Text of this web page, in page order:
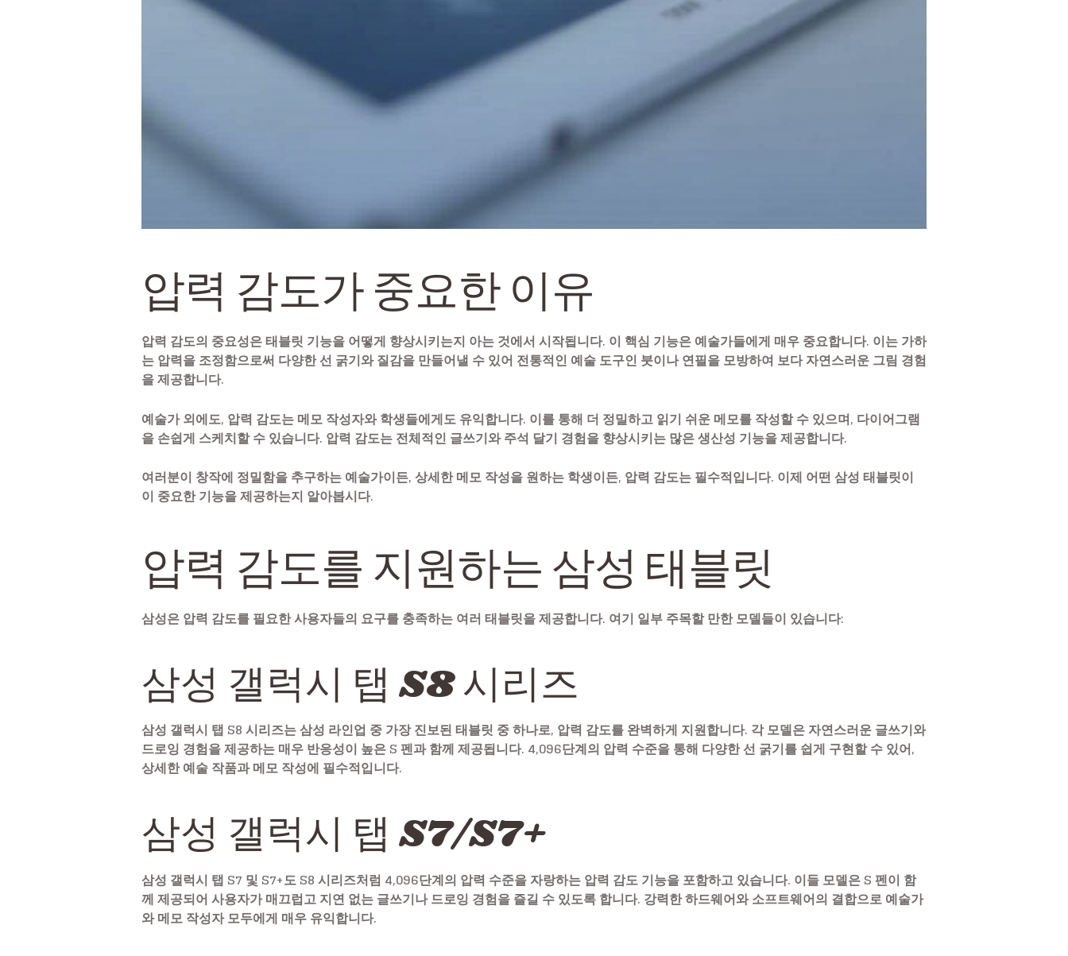
압력 감도가 중요한 이유
압력 감도의 중요성은 태블릿 기능을 어떻게 향상시키는지 아는 것에서 시작됩니다. 이 핵심 기능은 예술가들에게 매우 중요합니다. 이는 가하
는 압력을 조정함으로써 다양한 선 굵기와 질감을 만들어낼 수 있어 전통적인 예술 도구인 붓이나 연필을 모방하여 보다 자연스러운 그림 경험
을 제공합니다.
예술가 외에도, 압력 감도는 메모 작성자와 학생들에게도 유익합니다. 이를 통해 더 정밀하고 읽기 쉬운 메모를 작성할 수 있으며, 다이어그램
을 손쉽게 스케치할 수 있습니다. 압력 감도는 전체적인 글쓰기와 주석 달기 경험을 향상시키는 많은 생산성 기능을 제공합니다.
여러분이 창작에 정밀함을 추구하는 예술가이든, 상세한 메모 작성을 원하는 학생이든, 압력 감도는 필수적입니다. 이제 어떤 삼성 태블릿이
이 중요한 기능을 제공하는지 알아봅시다.
압력 감도를 지원하는 삼성 태블릿
삼성은 압력 감도를 필요한 사용자들의 요구를 충족하는 여러 태블릿을 제공합니다. 여기 일부 주목할 만한 모델들이 있습니다:
삼성 갤럭시 탭 S8 시리즈
삼성 갤럭시 탭 S8 시리즈는 삼성 라인업 중 가장 진보된 태블릿 중 하나로, 압력 감도를 완벽하게 지원합니다. 각 모델은 자연스러운 글쓰기와
드로잉 경험을 제공하는 매우 반응성이 높은 S 펜과 함께 제공됩니다. 4,096단계의 압력 수준을 통해 다양한 선 굵기를 쉽게 구현할 수 있어,
상세한 예술 작품과 메모 작성에 필수적입니다.
삼성 갤럭시 탭 S7/S7+
삼성 갤럭시 탭 S7 및 S7+도 S8 시리즈처럼 4,096단계의 압력 수준을 자랑하는 압력 감도 기능을 포함하고 있습니다. 이들 모델은 S 펜이 함
께 제공되어 사용자가 매끄럽고 지연 없는 글쓰기나 드로잉 경험을 즐길 수 있도록 합니다. 강력한 하드웨어와 소프트웨어의 결합으로 예술가
와 메모 작성자 모두에게 매우 유익합니다.